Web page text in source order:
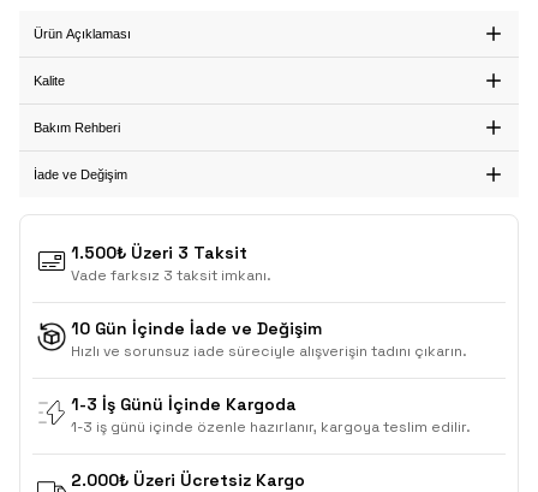
Ürün Açıklaması
Kalite
Bakım Rehberi
İade ve Değişim
1.500₺ Üzeri 3 Taksit
Vade farksız 3 taksit imkanı.
10 Gün İçinde İade ve Değişim
Hızlı ve sorunsuz iade süreciyle alışverişin tadını çıkarın.
1-3 İş Günü İçinde Kargoda
1-3 iş günü içinde özenle hazırlanır, kargoya teslim edilir.
2.000₺ Üzeri Ücretsiz Kargo